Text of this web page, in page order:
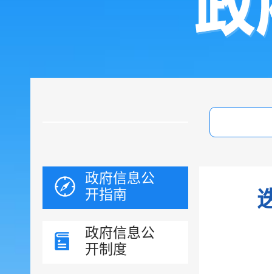
政府信息公
开指南
政府信息公
开制度